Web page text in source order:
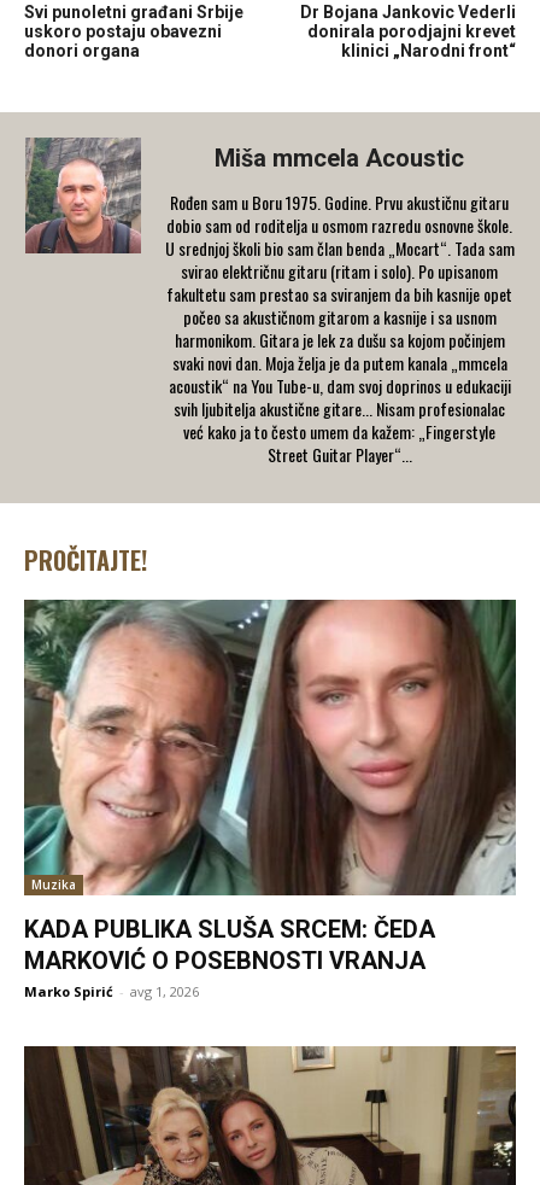
Svi punoletni građani Srbije
uskoro postaju obavezni
donori organa
Dr Bojana Jankovic Vederli
donirala porodjajni krevet
klinici „Narodni front“
Miša mmcela Acoustic
Rođen sam u Boru 1975. Godine. Prvu akustičnu gitaru
dobio sam od roditelja u osmom razredu osnovne škole.
U srednjoj školi bio sam član benda „Mocart“. Tada sam
svirao električnu gitaru (ritam i solo). Po upisanom
fakultetu sam prestao sa sviranjem da bih kasnije opet
počeo sa akustičnom gitarom a kasnije i sa usnom
harmonikom. Gitara je lek za dušu sa kojom počinjem
svaki novi dan. Moja želja je da putem kanala „mmcela
acoustik“ na You Tube-u, dam svoj doprinos u edukaciji
svih ljubitelja akustične gitare... Nisam profesionalac
već kako ja to često umem da kažem: „Fingerstyle
Street Guitar Player“...
PROČITAJTE!
Muzika
KADA PUBLIKA SLUŠA SRCEM: ČEDA
MARKOVIĆ O POSEBNOSTI VRANJA
Marko Spirić - avg 1, 2026